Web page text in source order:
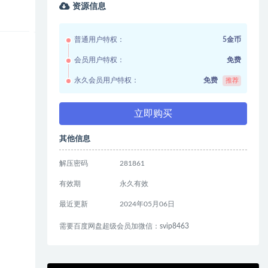
资源信息
普通用户特权： 5金币
会员用户特权： 免费
永久会员用户特权： 免费 推荐
立即购买
其他信息
解压密码 281861
有效期 永久有效
最近更新 2024年05月06日
需要百度网盘超级会员加微信：svip8463